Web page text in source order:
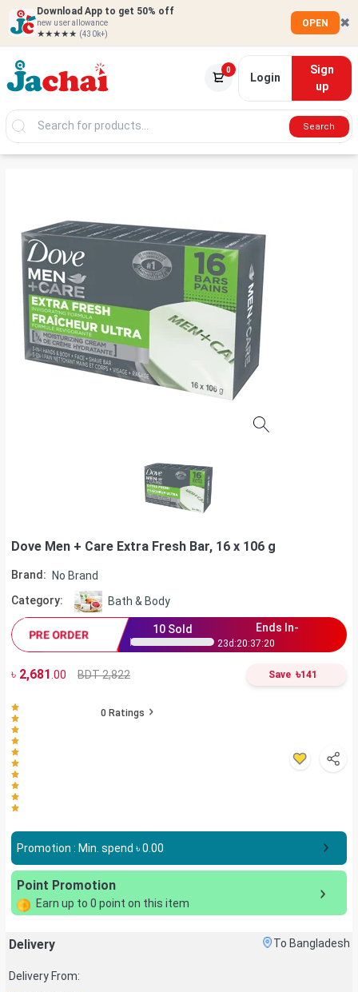
Download App to get 50% off
new user allowance
★★★★★ (430k+)
OPEN ✖
0
Login
Sign
up
Search
Dove Men + Care Extra Fresh Bar, 16 x 106 g
Brand: No Brand
Category:
Bath & Body
PRE ORDER 10Sold Ends In-
23d:20:37:20
৳ 2,681 .00 BDT 2,822 Save ৳141
0 Ratings
Promotion : Min. spend ৳0.00
Point Promotion
Earn up to 0 point on this item
Delivery To Bangladesh
Delivery From: